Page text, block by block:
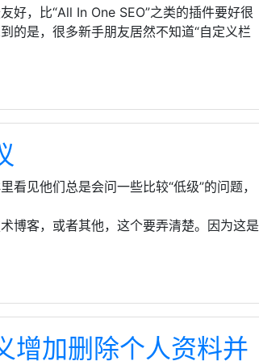
好，比“All In One SEO”之类的插件要好很
的是，很多新手朋友居然不知道“自定义栏
见他们总是会问一些比较“低级”的问题，
博客，或者其他，这个要弄清楚。因为这是
增加删除个人资料并